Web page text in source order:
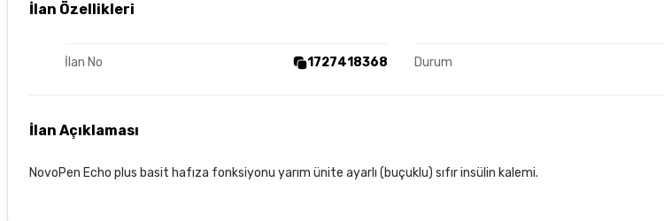
İlan Özellikleri
İlan No 1727418368 Durum
İlan Açıklaması
NovoPen Echo plus basit hafıza fonksiyonu yarım ünite ayarlı (buçuklu) sıfır insülin kalemi.